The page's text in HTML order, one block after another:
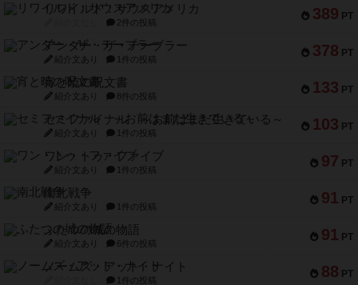
389 PT
リワイルド：サウスアメリカ
2件の投稿
378 PT
アンダー・ザ・テーブラー
紹介文あり 1件の投稿
133 PT
宵と暁の呪文書
紹介文あり 8件の投稿
103 PT
セミファイナル ～お前はまだ生きている～
紹介文あり 1件の投稿
97 PT
ワン・トゥ・ファイブ
紹介文あり 1件の投稿
91 PT
南北戦争
紹介文あり 1件の投稿
91 PT
ふたつの城の物語
紹介文あり 6件の投稿
88 PT
ノームズ・アット・ナイト
1件の投稿